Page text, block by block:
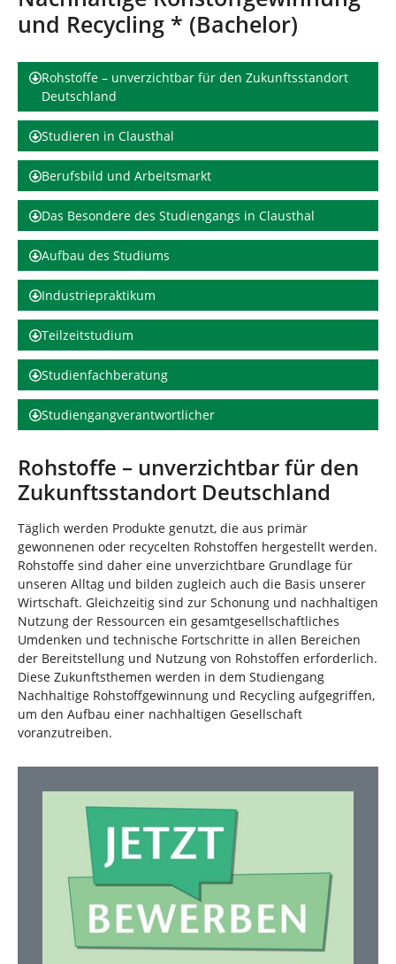
h
e
und Recycling * (Bachelor)
Rohstoffe – unverzichtbar für den Zukunftsstandort
Deutschland
Studieren in Clausthal
Berufsbild und Arbeitsmarkt
Das Besondere des Studiengangs in Clausthal
Aufbau des Studiums
Industriepraktikum
Teilzeitstudium
Studienfachberatung
Studiengangverantwortlicher
Rohstoffe – unverzichtbar für den
Zukunftsstandort Deutschland
Täglich werden Produkte genutzt, die aus primär
gewonnenen oder recycelten Rohstoffen hergestellt werden.
Rohstoffe sind daher eine unverzichtbare Grundlage für
unseren Alltag und bilden zugleich auch die Basis unserer
Wirtschaft. Gleichzeitig sind zur Schonung und nachhaltigen
Nutzung der Ressourcen ein gesamtgesellschaftliches
Umdenken und technische Fortschritte in allen Bereichen
der Bereitstellung und Nutzung von Rohstoffen erforderlich.
Diese Zukunftsthemen werden in dem Studiengang
Nachhaltige Rohstoffgewinnung und Recycling aufgegriffen,
um den Aufbau einer nachhaltigen Gesellschaft
voranzutreiben.